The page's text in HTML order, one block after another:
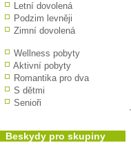
Letní dovolená
Podzim levněji
Zimní dovolená
Wellness pobyty
Aktivní pobyty
Romantika pro dva
S dětmi
Senioři
Beskydy pro skupiny